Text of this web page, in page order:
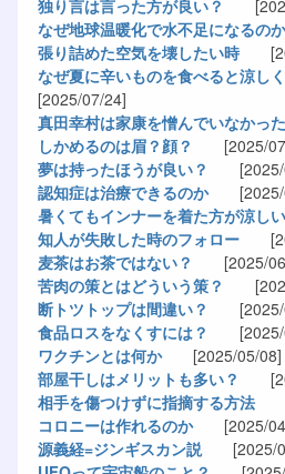
独り言は言った方が良い？
なぜ地球温暖化で水不足になるのか
張り詰めた空気を壊したい時
なぜ夏に辛いものを食べると涼し
[2025/07/24]
真田幸村は家康を憎んでいなかっ
しかめるのは眉？顔？
[2025/
夢は持ったほうが良い？
[2025/
認知症は治療できるのか[2025/
暑くてもインナーを着た方が涼し
知人が失敗した時のフォロー
麦茶はお茶ではない？
[2025/
苦肉の策とはどういう策？
断トツトップは間違い？
[2025/
食品ロスをなくすには？
[2025/
ワクチンとは何か[2025/05/08]
部屋干しはメリットも多い？
相手を傷つけずに指摘する方法
コロニーは作れるのか[2025/
源義経=ジンギスカン説[2025/